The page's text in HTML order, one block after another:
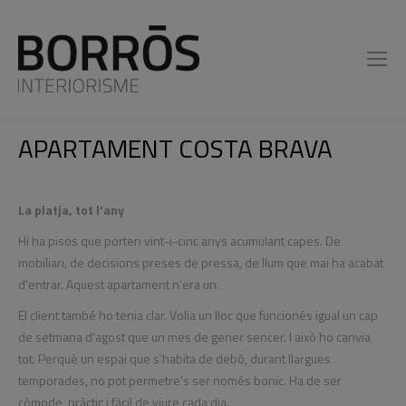
APARTAMENT COSTA BRAVA
You are here:
La platja, tot l’any
Hi ha pisos que porten vint-i-cinc anys acumulant capes. De
mobiliari, de decisions preses de pressa, de llum que mai ha acabat
d’entrar. Aquest apartament n’era un.
El client també ho tenia clar. Volia un lloc que funcionés igual un cap
de setmana d’agost que un mes de gener sencer. I això ho canvia
tot. Perquè un espai que s’habita de debò, durant llargues
temporades, no pot permetre’s ser només bonic. Ha de ser
còmode, pràctic i fàcil de viure cada dia.